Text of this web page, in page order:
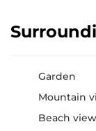
Garden
Mountain
Beach view